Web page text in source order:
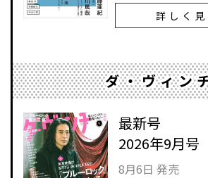
詳しく見
ダ・ヴィン
最新号
2026年9月号
8月6日 発売